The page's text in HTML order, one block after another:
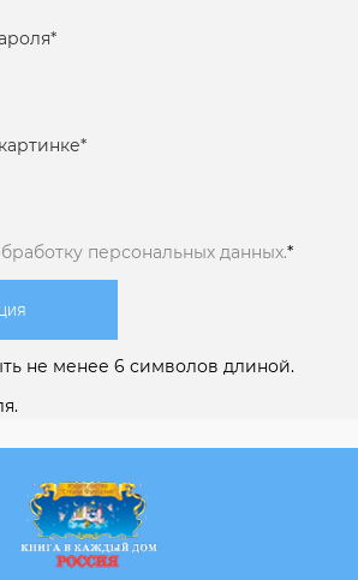
*
*
персональных данных.*
не менее 6 символов длиной.